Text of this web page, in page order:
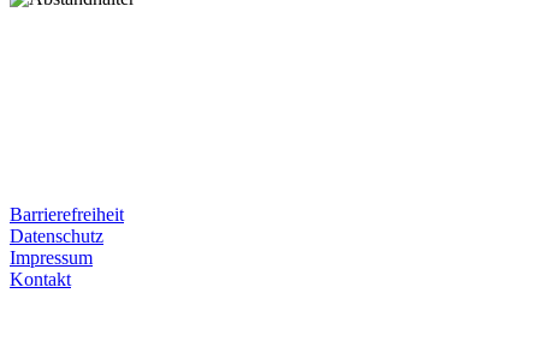
Barrierefreiheit
Datenschutz
Impressum
Kontakt